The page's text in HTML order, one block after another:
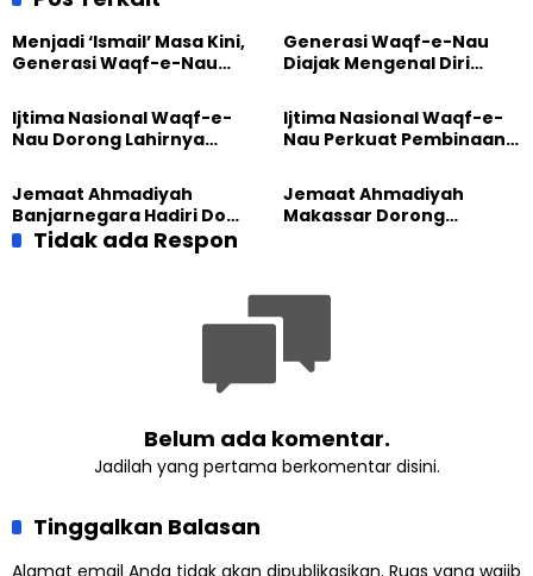
Muslim
Menjadi ‘Ismail’ Masa Kini,
Generasi Waqf-e-Nau
Pengabdian
Generasi Waqf-e-Nau
Diajak Mengenal Diri
Dunia
Ijtima Nasional Waqf-e-
Nau Dorong Lahirnya
yang Militan
Ijtima Nasional Waqf-e-
Nau Perkuat Pembinaan
Masa Depan
Jemaat Ahmadiyah
Banjarnegara Hadiri Doa
Bersama Tasyakuran
Jemaat Ahmadiyah
Makassar Dorong
Tidak ada Respon
Belum ada komentar.
Jadilah yang pertama berkomentar disini.
Tinggalkan Balasan